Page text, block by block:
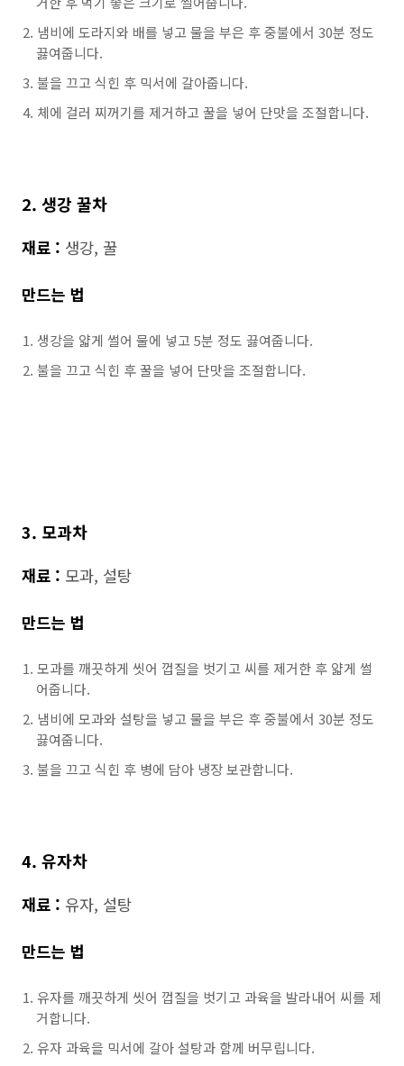
냄비에 도라지와 배를 넣고 물을 부은 후 중불에서 30분 정도
끓여줍니다.
불을 끄고 식힌 후 믹서에 갈아줍니다.
체에 걸러 찌꺼기를 제거하고 꿀을 넣어 단맛을 조절합니다.
2. 생강 꿀차
재료 : 생강, 꿀
만드는 법
생강을 얇게 썰어 물에 넣고 5분 정도 끓여줍니다.
불을 끄고 식힌 후 꿀을 넣어 단맛을 조절합니다.
3. 모과차
재료 : 모과, 설탕
만드는 법
모과를 깨끗하게 씻어 껍질을 벗기고 씨를 제거한 후 얇게 썰
어줍니다.
냄비에 모과와 설탕을 넣고 물을 부은 후 중불에서 30분 정도
끓여줍니다.
불을 끄고 식힌 후 병에 담아 냉장 보관합니다.
4. 유자차
재료 : 유자, 설탕
만드는 법
유자를 깨끗하게 씻어 껍질을 벗기고 과육을 발라내어 씨를 제
거합니다.
유자 과육을 믹서에 갈아 설탕과 함께 버무립니다.